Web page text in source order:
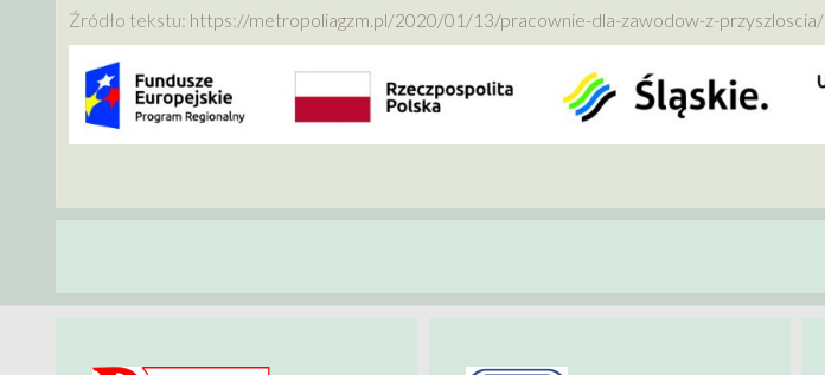
Źródło tekstu: https://metropoliagzm.pl/2020/01/13/pracownie-dla-zawodow-z-przyszloscia/